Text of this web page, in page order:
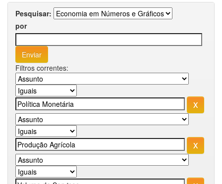
Pesquisar:
por
Filtros correntes: